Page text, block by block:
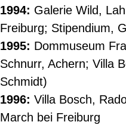
1994: Galerie Wild,
Freiburg; Stipendium,
1995: Dommuseum
Schnurr, Achern; Villa
Schmidt)
1996: Villa Bosch,
March bei Freiburg